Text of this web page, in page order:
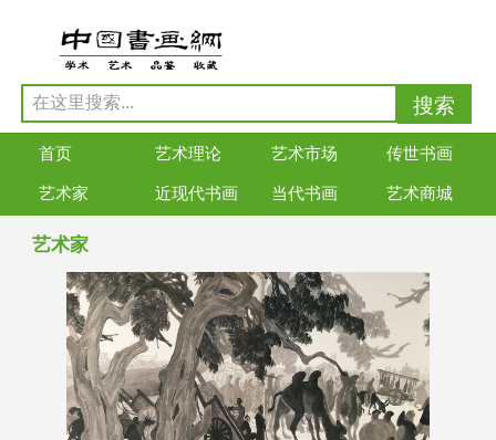
首页 艺术理论 艺术市场 传世书画
艺术家 近现代书画 当代书画 艺术商城
艺术家